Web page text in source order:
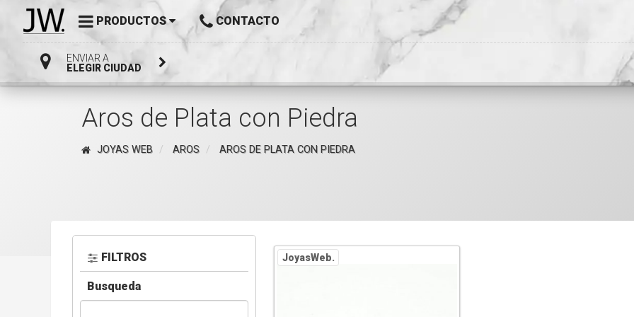
PRODUCTOS CONTACTO
ENVIAR A
ELEGIR CIUDAD
Aros de Plata con Piedra
JOYAS WEB AROS AROS DE PLATA CON PIEDRA
FILTROS
Busqueda
JoyasWeb.